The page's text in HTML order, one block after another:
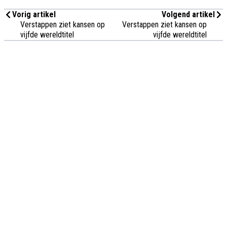
Vorig artikel
Verstappen ziet kansen op
vijfde wereldtitel
Volgend artikel
Verstappen ziet kansen op
vijfde wereldtitel